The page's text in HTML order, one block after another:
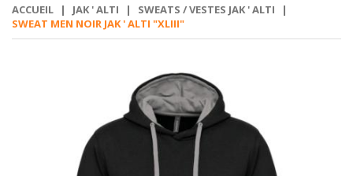
ACCUEIL | JAK ' ALTI | SWEATS / VESTES JAK ' ALTI
|
SWEAT MEN NOIR JAK ' ALTI "XLIII"